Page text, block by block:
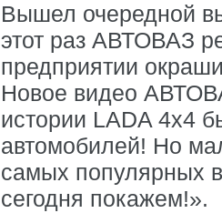
Вышел очередной
этот раз АВТОВАЗ
предприятии
Новое видео
истории LADA 4x4
автомобилей! Но
самых популярных
сегодня покажем!».